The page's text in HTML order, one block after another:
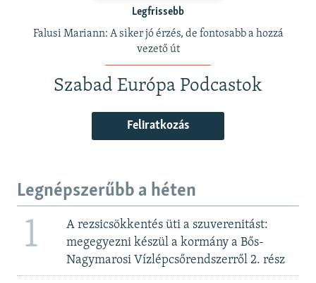
Legfrissebb
Falusi Mariann: A siker jó érzés, de fontosabb a hozzá
vezető út
Szabad Európa Podcastok
Feliratkozás
Legnépszerűbb a héten
1
A rezsicsökkentés üti a szuverenitást:
megegyezni készül a kormány a Bős-
Nagymarosi Vízlépcsőrendszerről 2. rész